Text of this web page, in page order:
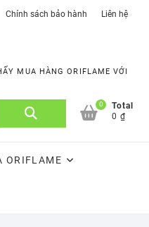
Chính sách bảo hành Liên hệ
MUA HÀNG ORIFLAME VỚI
0
Total
0 ₫
ORIFLAME